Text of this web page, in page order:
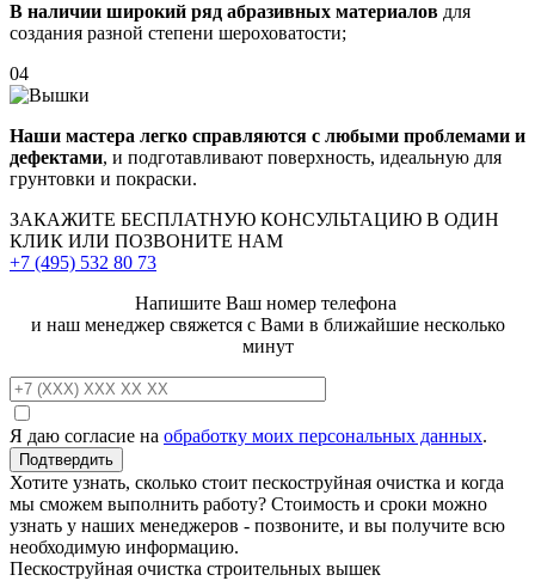
В наличии широкий ряд абразивных материалов для
создания разной степени шероховатости;
04
Наши мастера легко справляются с любыми проблемами и
дефектами, и подготавливают поверхность, идеальную для
грунтовки и покраски.
ЗАКАЖИТЕ БЕСПЛАТНУЮ КОНСУЛЬТАЦИЮ В ОДИН
КЛИК ИЛИ ПОЗВОНИТЕ НАМ
+7 (495) 532 80 73
Напишите Ваш номер телефона
и наш менеджер свяжется с Вами в ближайшие несколько
минут
Я даю согласие на обработку моих персональных данных.
Хотите узнать, сколько стоит пескоструйная очистка и когда
мы сможем выполнить работу? Стоимость и сроки можно
узнать у наших менеджеров - позвоните, и вы получите всю
необходимую информацию.
Пескоструйная очистка строительных вышек